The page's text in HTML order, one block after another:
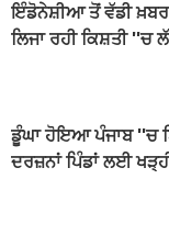
ਇੰਡੋਨੇਸ਼ੀਆ ਤੋਂ ਵੱਡੀ
ਲਿਜਾ ਰਹੀ ਕਿਸ਼ਤੀ ''ਚ
ਡੂੰਘਾ ਹੋਇਆ ਪੰਜਾਬ ''ਚ
ਦਰਜ਼ਨਾਂ ਪਿੰਡਾਂ ਲਈ